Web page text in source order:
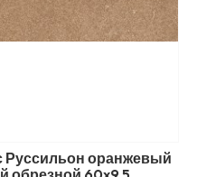
Руссильон оранжевый